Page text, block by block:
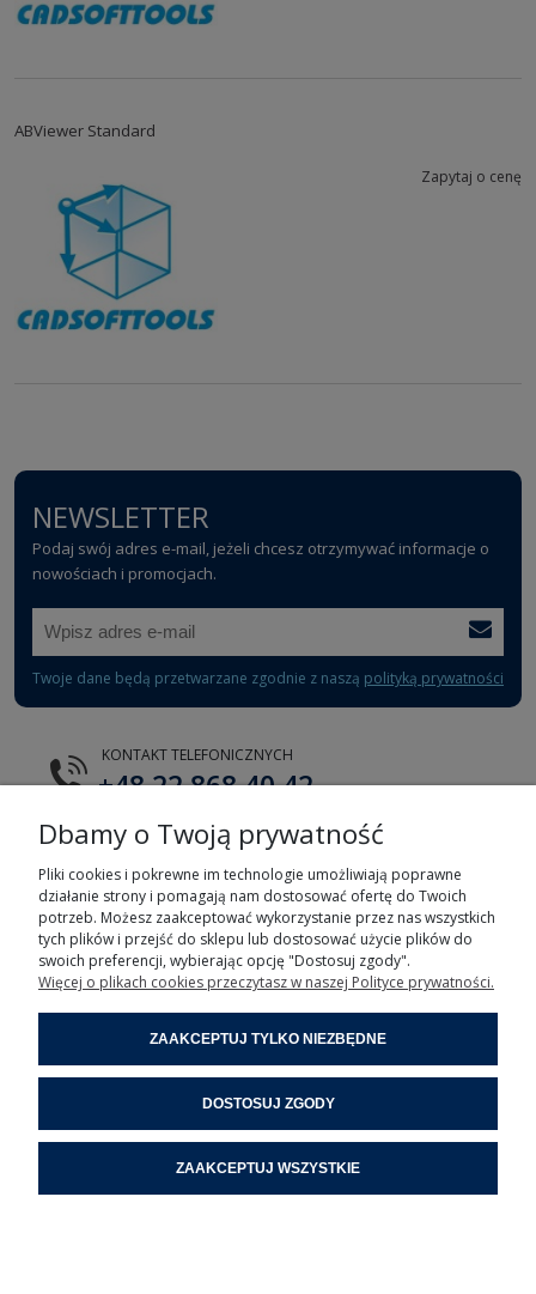
ABViewer Standard
Zapytaj o cenę
NEWSLETTER
Podaj swój adres e-mail, jeżeli chcesz otrzymywać informacje o
nowościach i promocjach.
Twoje dane będą przetwarzane zgodnie z naszą polityką prywatności
KONTAKT TELEFONICZNYCH
+48 22 868 40 42
E-MAIL
tts@tts.com.pl
POMOC
INFORMACJE
POMOC ZDALNA
Dbamy o Twoją prywatność
Pliki cookies i pokrewne im technologie umożliwiają poprawne
działanie strony i pomagają nam dostosować ofertę do Twoich
potrzeb. Możesz zaakceptować wykorzystanie przez nas wszystkich
tych plików i przejść do sklepu lub dostosować użycie plików do
swoich preferencji, wybierając opcję "Dostosuj zgody".
Więcej o plikach cookies przeczytasz w naszej Polityce prywatności.
ZAAKCEPTUJ TYLKO NIEZBĘDNE
DOSTOSUJ ZGODY
ZAAKCEPTUJ WSZYSTKIE